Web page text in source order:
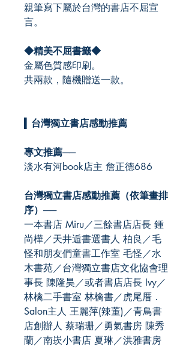
親筆寫下屬於台灣的書店不屈宣
言。
◆精美不屈書籤◆
金屬色質感印刷。
共兩款，隨機贈送一款。
台灣獨立書店感動推薦
專文推薦──
淡水有河book店主 詹正德686
台灣獨立書店感動推薦（依筆畫排
序）──
一本書店 Miru／三餘書店店長 鍾
尚樺／天井逅書選書人 柏良／毛
怪和朋友們童書工作室 毛怪／水
木書苑／台灣獨立書店文化協會理
事長 陳隆昊／或者書店店長 Ivy／
林檎二手書室 林檎書／虎尾厝．
Salon主人 王麗萍(辣董)／青鳥書
店創辦人 蔡瑞珊／勇氣書房 陳秀
蘭／南崁小書店 夏琳／洪雅書房